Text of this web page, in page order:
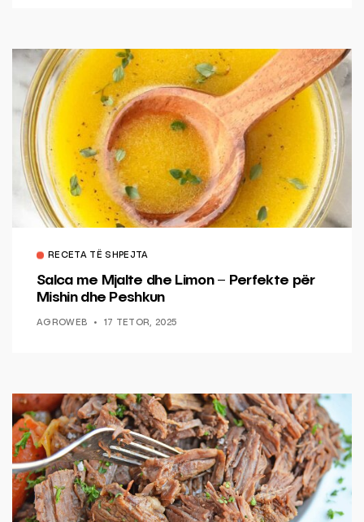
RECETA TË SHPEJTA
Salca me Mjalte dhe Limon – Perfekte për
Mishin dhe Peshkun
AGROWEB 17 TETOR, 2025